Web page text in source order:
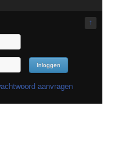
↑
aanvragen